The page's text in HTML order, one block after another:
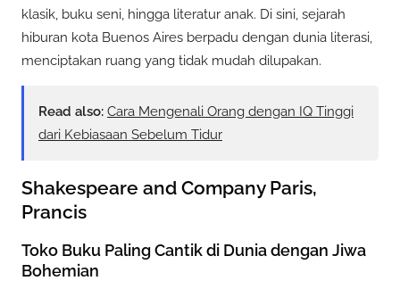
klasik, buku seni, hingga literatur anak. Di sini, sejarah
hiburan kota Buenos Aires berpadu dengan dunia literasi,
menciptakan ruang yang tidak mudah dilupakan.
Read also: Cara Mengenali Orang dengan IQ Tinggi
dari Kebiasaan Sebelum Tidur
Shakespeare and Company Paris,
Prancis
Toko Buku Paling Cantik di Dunia dengan Jiwa
Bohemian